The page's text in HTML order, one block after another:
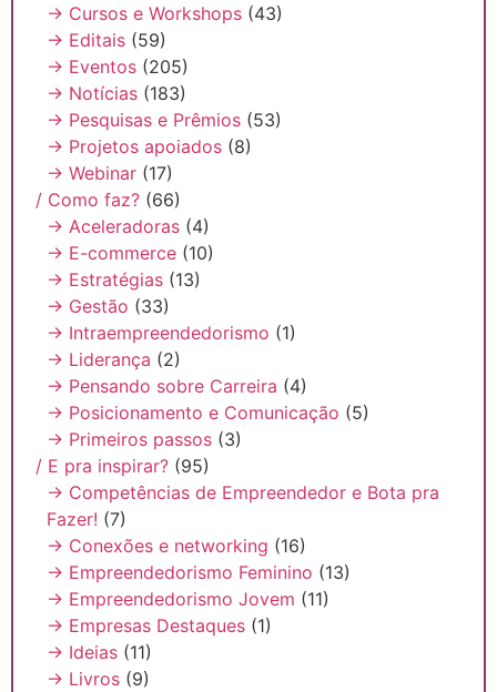
→ Cursos e Workshops (43)
→ Editais (59)
→ Eventos (205)
→ Notícias (183)
→ Pesquisas e Prêmios (53)
→ Projetos apoiados (8)
→ Webinar (17)
/ Como faz? (66)
→ Aceleradoras (4)
→ E-commerce (10)
→ Estratégias (13)
→ Gestão (33)
→ Intraempreendedorismo (1)
→ Liderança (2)
→ Pensando sobre Carreira (4)
→ Posicionamento e Comunicação (5)
→ Primeiros passos (3)
/ E pra inspirar? (95)
→ Competências de Empreendedor e Bota pra
Fazer! (7)
→ Conexões e networking (16)
→ Empreendedorismo Feminino (13)
→ Empreendedorismo Jovem (11)
→ Empresas Destaques (1)
→ Ideias (11)
→ Livros (9)